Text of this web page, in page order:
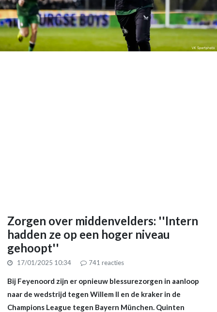
Zorgen over middenvelders: ''Intern
hadden ze op een hoger niveau
gehoopt''
17/01/2025 10:34 741 reacties
Bij Feyenoord zijn er opnieuw blessurezorgen in aanloop
naar de wedstrijd tegen Willem II en de kraker in de
Champions League tegen Bayern München. Quinten